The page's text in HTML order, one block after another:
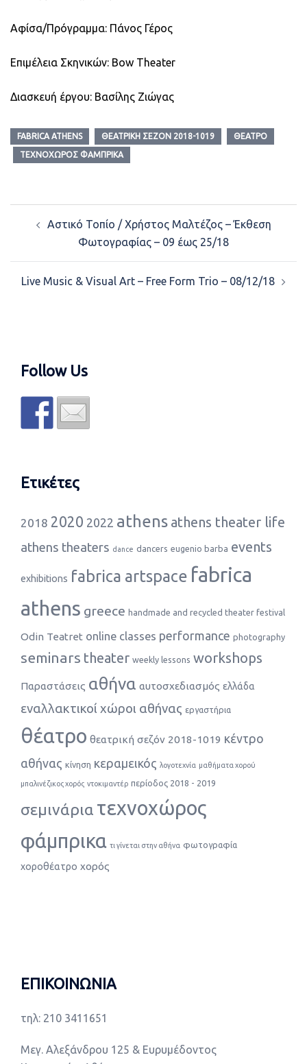
Αφίσα/Πρόγραμμα: Πάνος Γέρος
Επιμέλεια Σκηνικών: Bow Theater
Διασκευή έργου: Βασίλης Ζιώγας
FABRICA ATHENS ΘΕΑΤΡΙΚΉ ΣΕΖΌΝ 2018-1019 ΘΈΑΤΡΟ
ΤΕΧΝΟΧΏΡΟΣ ΦΆΜΠΡΙΚΑ
navigation
Αστικό Τοπίο / Χρήστος Μαλτέζος – Έκθεση
Φωτογραφίας – 09 έως 25/18
Live Music & Visual Art – Free Form Trio – 08/12/18
Follow Us
Ετικέτες
2018 2020 2022 athens athens theater life
athens theaters dance dancers eugenio barba events
exhibitions fabrica artspace fabrica
athens greece handmade and recycled theater festival
Odin Teatret online classes performance photography
seminars theater weekly lessons workshops
Παραστάσεις αθήνα αυτοσχεδιασμός ελλάδα
εναλλακτικοί χώροι αθήνας εργαστήρια
θέατρο θεατρική σεζόν 2018-1019 κέντρο
αθήνας κίνηση κεραμεικός λογοτεχνία μαθήματα χορού
μπαλινέζικος χορός ντοκιμαντέρ περίοδος 2018 - 2019
σεμινάρια τεχνοχώρος
φάμπρικα τι γίνεται στην αθήνα φωτογραφία
χοροθέατρο χορός
ΕΠΙΚΟΙΝΩΝΙΑ
τηλ: 210 3411651
Μεγ. Αλεξάνδρου 125 & Ευρυμέδοντος